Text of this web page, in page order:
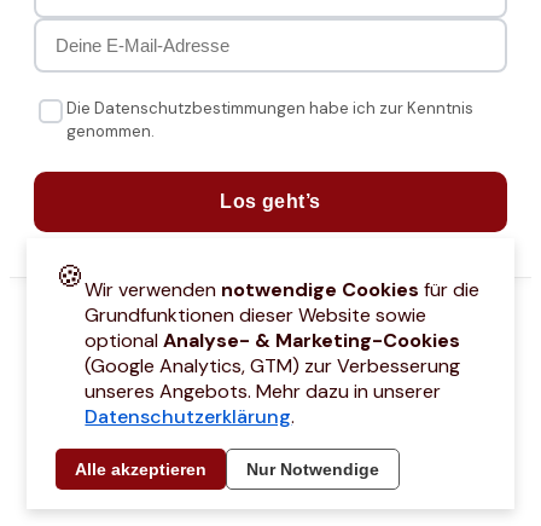
Die Datenschutzbestimmungen habe ich zur Kenntnis
genommen.
Los geht’s
© 2021 –
by Joyce Hübner | All Rights Reserved
🍪Wir verwenden notwendige Cookies für die
Grundfunktionen dieser Website sowie
optionalAnalyse- & Marketing-Cookies
(Google Analytics, GTM) zur Verbesserung
unseres Angebots. Mehr dazu in unserer
Datenschutzerklärung.
Alle akzeptieren Nur Notwendige